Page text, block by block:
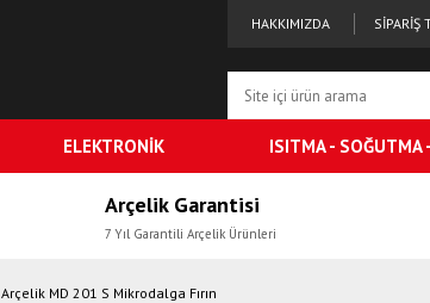
HAKKIMIZDA SİPARİŞ
ELEKTRONİK ISITMA - SOĞUTMA
Arçelik Garantisi
7 Yıl Garantili Arçelik Ürünleri
Arçelik MD 201 S Mikrodalga Fırın